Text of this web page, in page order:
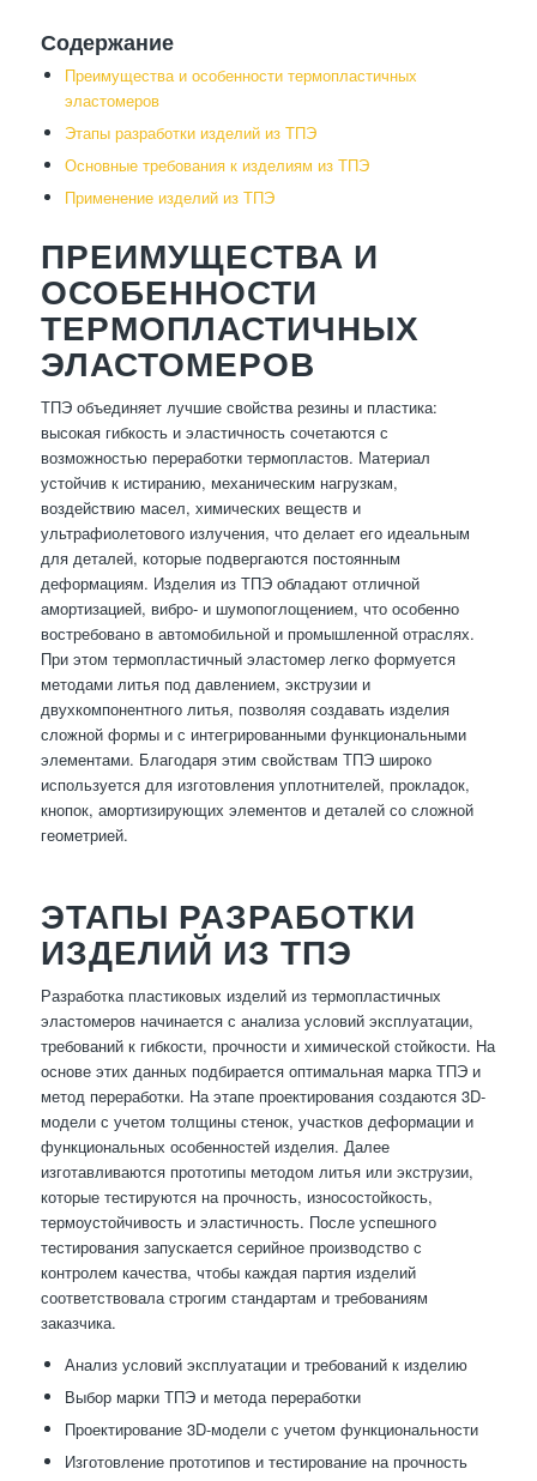
Содержание
Преимущества и особенности термопластичных
эластомеров
Этапы разработки изделий из ТПЭ
Основные требования к изделиям из ТПЭ
Применение изделий из ТПЭ
ПРЕИМУЩЕСТВА И
ОСОБЕННОСТИ
ТЕРМОПЛАСТИЧНЫХ
ЭЛАСТОМЕРОВ
ТПЭ объединяет лучшие свойства резины и пластика:
высокая гибкость и эластичность сочетаются с
возможностью переработки термопластов. Материал
устойчив к истиранию, механическим нагрузкам,
воздействию масел, химических веществ и
ультрафиолетового излучения, что делает его идеальным
для деталей, которые подвергаются постоянным
деформациям. Изделия из ТПЭ обладают отличной
амортизацией, вибро- и шумопоглощением, что особенно
востребовано в автомобильной и промышленной отраслях.
При этом термопластичный эластомер легко формуется
методами литья под давлением, экструзии и
двухкомпонентного литья, позволяя создавать изделия
сложной формы и с интегрированными функциональными
элементами. Благодаря этим свойствам ТПЭ широко
используется для изготовления уплотнителей, прокладок,
кнопок, амортизирующих элементов и деталей со сложной
геометрией.
ЭТАПЫ РАЗРАБОТКИ
ИЗДЕЛИЙ ИЗ ТПЭ
Разработка пластиковых изделий из термопластичных
эластомеров начинается с анализа условий эксплуатации,
требований к гибкости, прочности и химической стойкости. На
основе этих данных подбирается оптимальная марка ТПЭ и
метод переработки. На этапе проектирования создаются 3D-
модели с учетом толщины стенок, участков деформации и
функциональных особенностей изделия. Далее
изготавливаются прототипы методом литья или экструзии,
которые тестируются на прочность, износостойкость,
термоустойчивость и эластичность. После успешного
тестирования запускается серийное производство с
контролем качества, чтобы каждая партия изделий
соответствовала строгим стандартам и требованиям
заказчика.
Анализ условий эксплуатации и требований к изделию
Выбор марки ТПЭ и метода переработки
Проектирование 3D-модели с учетом функциональности
Изготовление прототипов и тестирование на прочность